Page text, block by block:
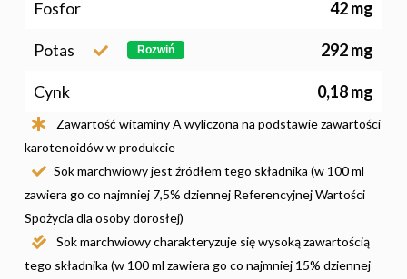
Fosfor 42 mg
Potas Rozwiń 292 mg
Cynk 0,18 mg
Zawartość witaminy A wyliczona na podstawie zawartości
karotenoidów w produkcie
Sok marchwiowy jest źródłem tego składnika (w 100 ml
zawiera go co najmniej 7,5% dziennej Referencyjnej Wartości
Spożycia dla osoby dorosłej)
Sok marchwiowy charakteryzuje się wysoką zawartością
tego składnika (w 100 ml zawiera go co najmniej 15% dziennej
Narodowe Badania
Konsumpcji Warzyw
Nutriscore Fakty
Związków
Rolnych – Ziemniaki
Nich Największa
Skrywa!